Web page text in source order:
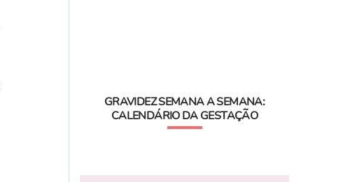
GRAVIDEZ SEMANA A SEMANA:
CALENDÁRIO DA GESTAÇÃO